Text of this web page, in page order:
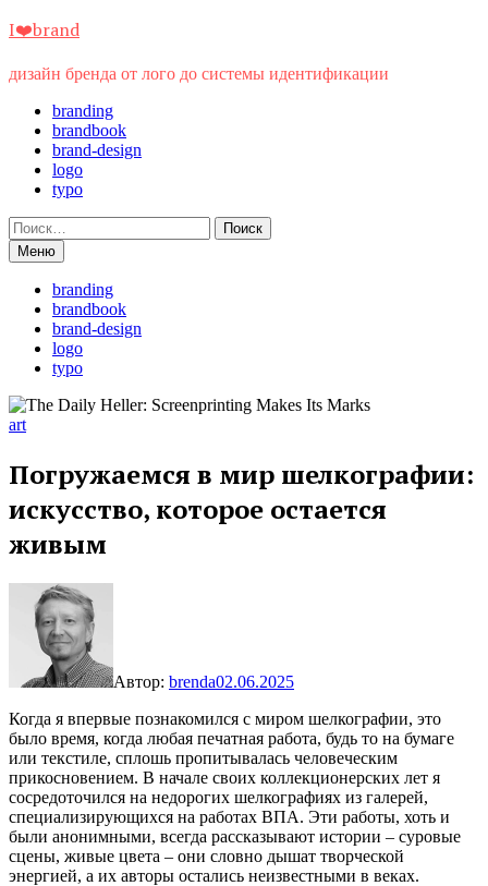
Перейти
содержимому
I❤️brand
дизайн бренда от лого до системы идентификации
branding
brandbook
brand-design
logo
typo
Найти:
Меню
branding
brandbook
brand-design
logo
typo
art
Погружаемся в мир шелкографии:
искусство, которое остается
живым
Автор: brenda02.06.2025
Когда я впервые познакомился с миром шелкографии, это
было время, когда любая печатная работа, будь то на бумаге
или текстиле, сплошь пропитывалась человеческим
прикосновением. В начале своих коллекционерских лет я
сосредоточился на недорогих шелкографиях из галерей,
специализирующихся на работах ВПА. Эти работы, хоть и
были анонимными, всегда рассказывают истории – суровые
сцены, живые цвета – они словно дышат творческой
энергией, а их авторы остались неизвестными в веках.